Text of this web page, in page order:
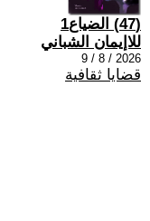
(47) الضياع1
للاإيمان الشباني
2026 / 8 / 9
قضايا ثقافية